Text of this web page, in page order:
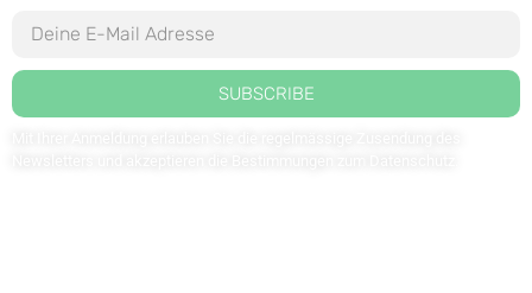
SUBSCRIBE